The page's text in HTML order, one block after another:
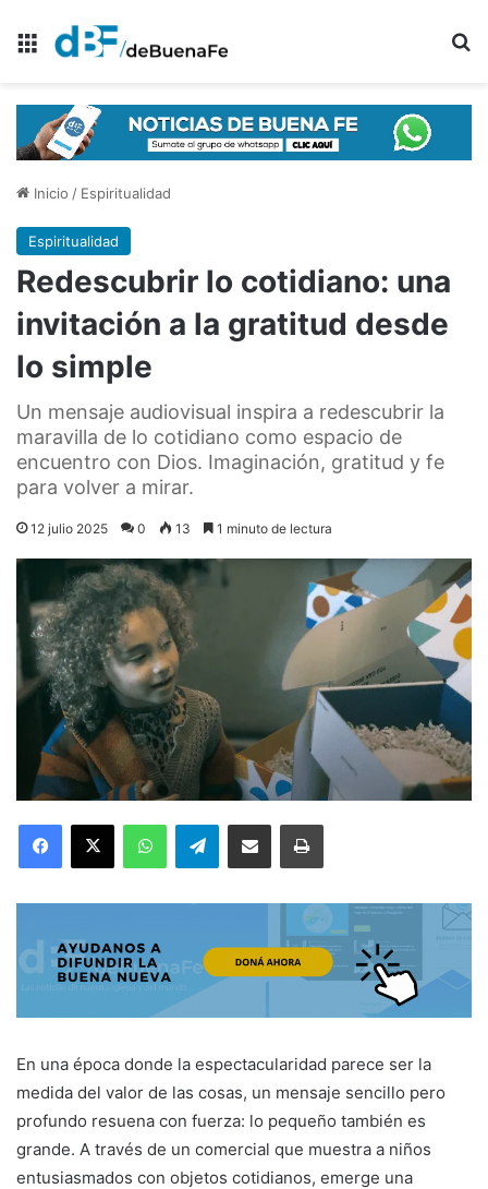
Menú
Inicio / Espiritualidad
Espiritualidad
Redescubrir lo cotidiano: una
invitación a la gratitud desde
lo simple
Un mensaje audiovisual inspira a redescubrir la
maravilla de lo cotidiano como espacio de
encuentro con Dios. Imaginación, gratitud y fe
para volver a mirar.
12 julio 2025 0 13 1 minuto de lectura
Facebook
X WhatsAppTelegramCompartir por correo electrónicoImprimir
En una época donde la espectacularidad parece ser la
medida del valor de las cosas, un mensaje sencillo pero
profundo resuena con fuerza: lo pequeño también es
grande. A través de un comercial que muestra a niños
entusiasmados con objetos cotidianos, emerge una